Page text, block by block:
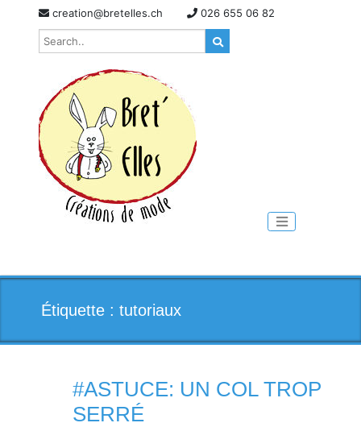
creation@bretelles.ch 026 655 06 82
Toggle
Étiquette :tutoriaux
#ASTUCE: UN COL TROP
SERRÉ